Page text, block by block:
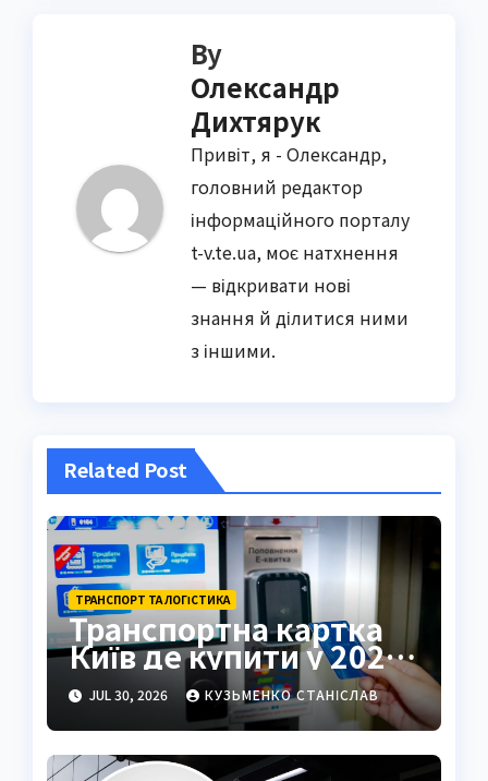
By
Олександр
Дихтярук
Привіт, я - Олександр,
головний редактор
інформаційного порталу
t-v.te.ua, моє натхнення
— відкривати нові
знання й ділитися ними
з іншими.
Related Post
ТРАНСПОРТ ТА ЛОГІСТИКА
Транспортна картка
Київ де купити у 2026
році
JUL 30, 2026 КУЗЬМЕНКО СТАНІСЛАВ